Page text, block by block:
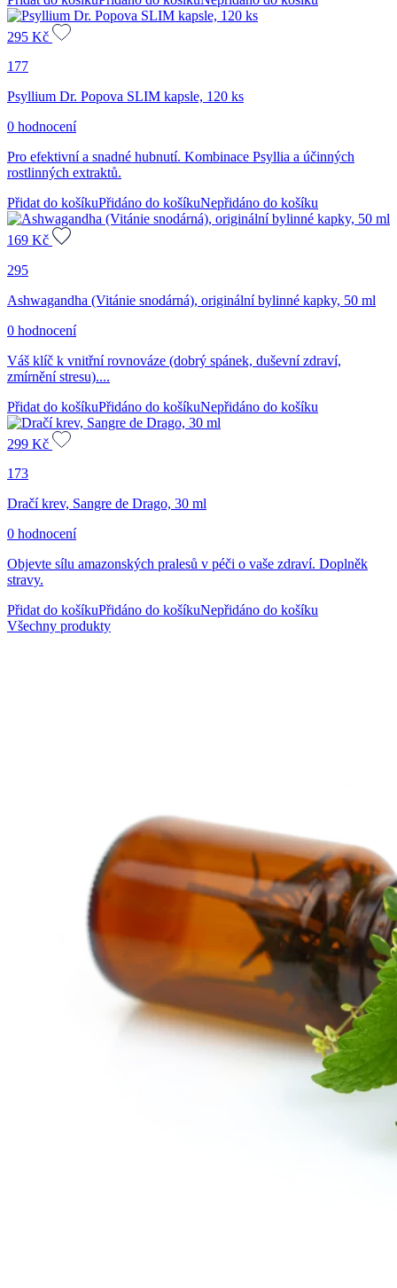
295 Kč
177
Psyllium Dr. Popova SLIM kapsle, 120 ks
0 hodnocení
Pro efektivní a snadné hubnutí. Kombinace Psyllia a účinných
rostlinných extraktů.
Přidat do košíkuPřidáno do košíkuNepřidáno do košíku
169 Kč
295
Ashwagandha (Vitánie snodárná), originální bylinné kapky, 50 ml
0 hodnocení
Váš klíč k vnitřní rovnováze (dobrý spánek, duševní zdraví,
zmírnění stresu)....
Přidat do košíkuPřidáno do košíkuNepřidáno do košíku
299 Kč
173
Dračí krev, Sangre de Drago, 30 ml
0 hodnocení
Objevte sílu amazonských pralesů v péči o vaše zdraví. Doplněk
stravy.
Přidat do košíkuPřidáno do košíkuNepřidáno do košíku
Všechny produkty